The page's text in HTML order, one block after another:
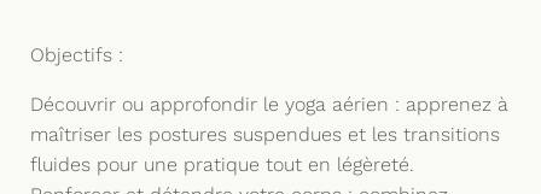
Objectifs :
Découvrir ou approfondir le yoga aérien : apprenez à
maîtriser les postures suspendues et les transitions
fluides pour une pratique tout en légèreté.